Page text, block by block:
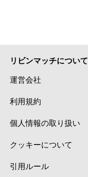
リビンマッチについて
運営会社
利用規約
個人情報の取り扱い
クッキーについて
引用ルール